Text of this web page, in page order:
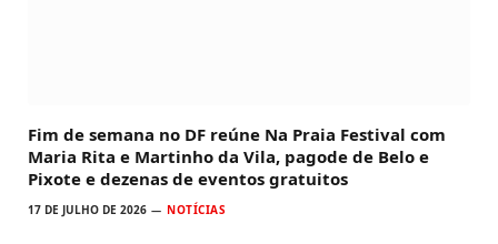
Fim de semana no DF reúne Na Praia Festival com
Maria Rita e Martinho da Vila, pagode de Belo e
Pixote e dezenas de eventos gratuitos
17 DE JULHO DE 2026 NOTÍCIAS